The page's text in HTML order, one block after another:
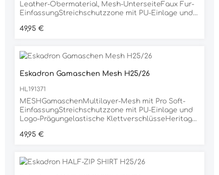
Leather-Obermaterial, Mesh-UnterseiteFaux Fur-
EinfassungStreichschutzzone mit PU-Einlage und
EmblemFlag-LabelMaterial100% PVC
Regulärer Preis:
49,95 €
Eskadron Gamaschen Mesh H25/26
HL191371
MESHGamaschenMultilayer-Mesh mit Pro Soft-
EinfassungStreichschutzzone mit PU-Einlage und
Logo-Prägungelastische KlettverschlüsseHeritage-
Regulärer Preis:
49,95 €